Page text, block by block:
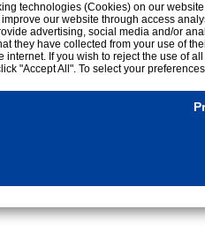
technologies (Cookies) on our
our website through access
advertising, social media and/or
they have collected from your use of
internet. If you wish to reject the use of
"Accept All". To select your